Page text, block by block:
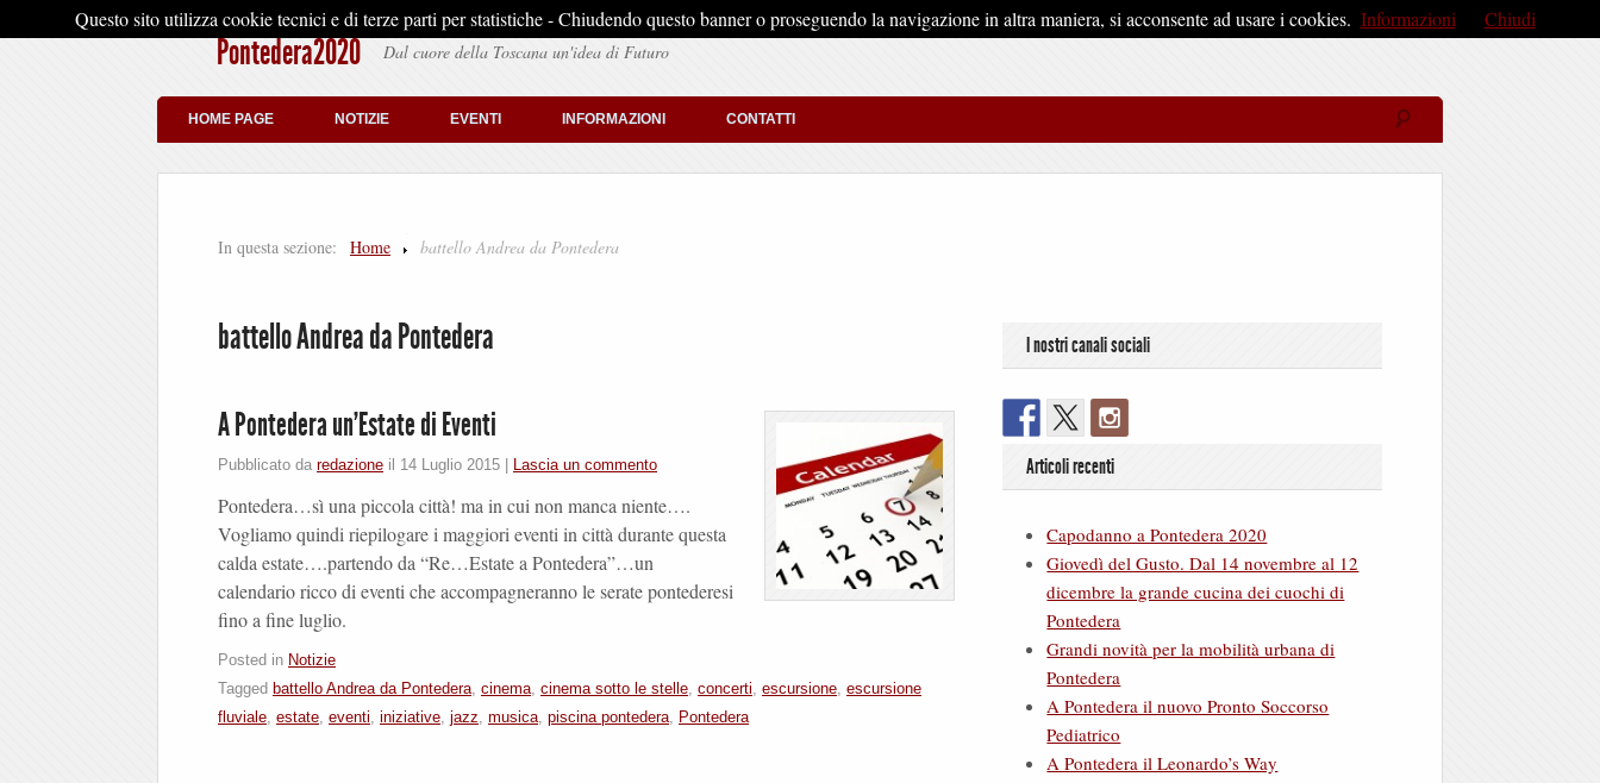
Pontedera2020 Dal cuore della Toscana un'idea di Futuro
HOME PAGE NOTIZIE EVENTI INFORMAZIONI CONTATTI
In questa sezione: Home battello Andrea da Pontedera
battello Andrea da Pontedera
A Pontedera un’Estate di Eventi
Pubblicato da redazione il 14 Luglio 2015 Lascia un commento
Pontedera…sì una piccola città! ma in cui non manca niente….
Vogliamo quindi riepilogare i maggiori eventi in città durante questa
calda estate….partendo da “Re…Estate a Pontedera”…un
calendario ricco di eventi che accompagneranno le serate pontederesi
fino a fine luglio.
Posted in Notizie
Tagged battello Andrea da Pontedera, cinema, cinema sotto le stelle, concerti, escursione, escursione
fluviale, estate, eventi, iniziative, jazz, musica, piscina pontedera, Pontedera
I nostri canali sociali
Articoli recenti
Capodanno a Pontedera 2020
Giovedì del Gusto. Dal 14 novembre al 12
dicembre la grande cucina dei cuochi di
Pontedera
Grandi novità per la mobilità urbana di
Pontedera
A Pontedera il nuovo Pronto Soccorso
Pediatrico
A Pontedera il Leonardo’s Way
Questo sito utilizza cookie tecnici e di terze parti per statistiche - Chiudendo questo banner o proseguendo la navigazione in altra maniera, si acconsente ad usare i cookies. Informazioni Chiudi